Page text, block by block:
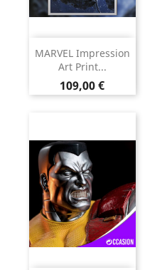
MARVEL Impression
Art Print...
Prix
109,00 €